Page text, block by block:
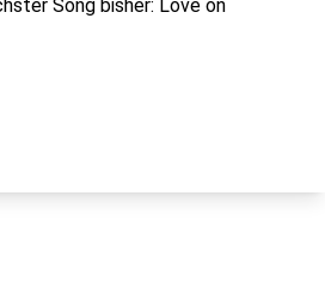
Song bisher: Love on